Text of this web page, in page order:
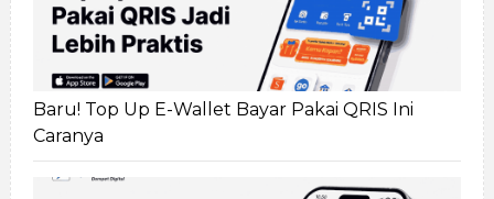
Baru! Top Up E-Wallet Bayar Pakai QRIS Ini
Caranya